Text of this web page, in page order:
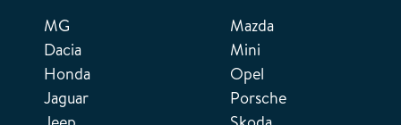
MG
Dacia
Honda
Jaguar
Mazda
Mini
Opel
Porsche